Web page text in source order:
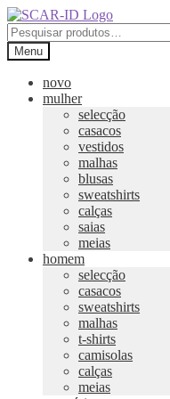
Ir
para
a
navegação
Saltar
para
o
conteúdo
Pesquisar
por:Menu
novo
mulher
selecção
casacos
vestidos
malhas
blusas
sweatshirts
calças
saias
meias
homem
selecção
casacos
sweatshirts
malhas
t-shirts
camisolas
calças
meias